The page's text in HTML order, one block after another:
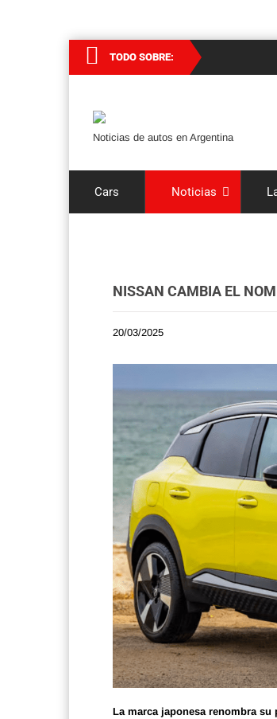
TODO SOBRE:
Noticias de autos en Argentina
Cars Noticias
NISSAN CAMBIA EL
20/03/2025
La marca japonesa renombra